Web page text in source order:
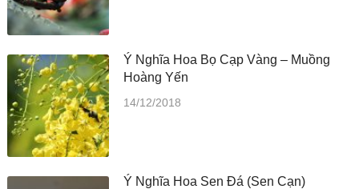
Ý Nghĩa Hoa Bọ Cạp Vàng – Muồng
Hoàng Yến
14/12/2018
Ý Nghĩa Hoa Sen Đá (Sen Cạn)